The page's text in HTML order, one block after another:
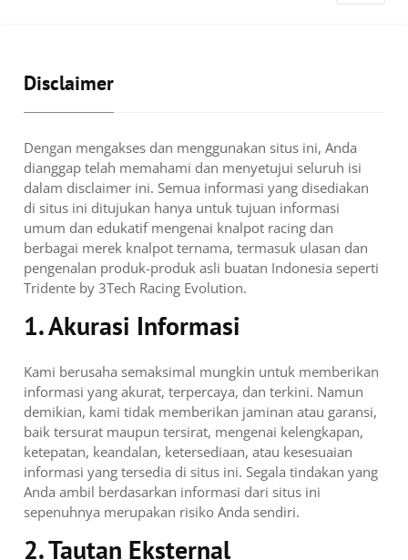
Disclaimer
Dengan mengakses dan menggunakan situs ini, Anda
dianggap telah memahami dan menyetujui seluruh isi
dalam disclaimer ini. Semua informasi yang disediakan
di situs ini ditujukan hanya untuk tujuan informasi
umum dan edukatif mengenai knalpot racing dan
berbagai merek knalpot ternama, termasuk ulasan dan
pengenalan produk-produk asli buatan Indonesia seperti
Tridente by 3Tech Racing Evolution.
1. Akurasi Informasi
Kami berusaha semaksimal mungkin untuk memberikan
informasi yang akurat, terpercaya, dan terkini. Namun
demikian, kami tidak memberikan jaminan atau garansi,
baik tersurat maupun tersirat, mengenai kelengkapan,
ketepatan, keandalan, ketersediaan, atau kesesuaian
informasi yang tersedia di situs ini. Segala tindakan yang
Anda ambil berdasarkan informasi dari situs ini
sepenuhnya merupakan risiko Anda sendiri.
2. Tautan Eksternal